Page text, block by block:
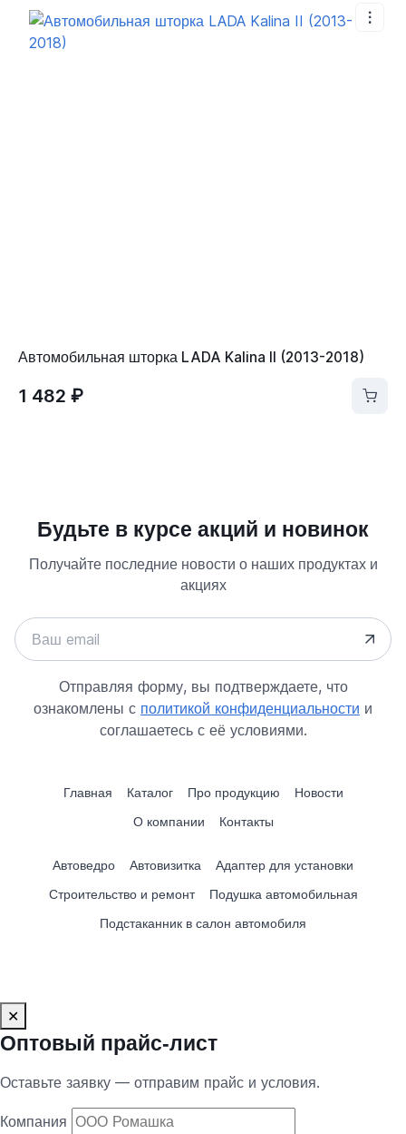
Автомобильная шторка LADA Kalina II (2013-2018)
1 482 ₽
Будьте в курсе акций и новинок
Получайте последние новости о наших продуктах и
акциях
Отправляя форму, вы подтверждаете, что
ознакомлены с политикой конфиденциальности и
соглашаетесь с её условиями.
Главная Каталог Про продукцию
Новости
О компании
Контакты
Автоведро Автовизитка
Адаптер для установки
Строительство и ремонт
Подушка автомобильная
Подстаканник в салон автомобиля
✕
Оптовый прайс‑лист
Оставьте заявку — отправим прайс и условия.
Компания